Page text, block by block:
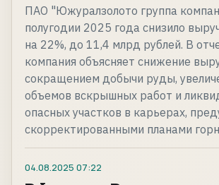
ПАО "Южуралзолото группа
полугодии 2025 года снизило
на 22%, до 11,4 млрд рублей. В
компания объясняет снижение
сокращением добычи руды,
объемов вскрышных работ и
опасных участков в карьерах,
скорректированными планами
04.08.2025 07:22